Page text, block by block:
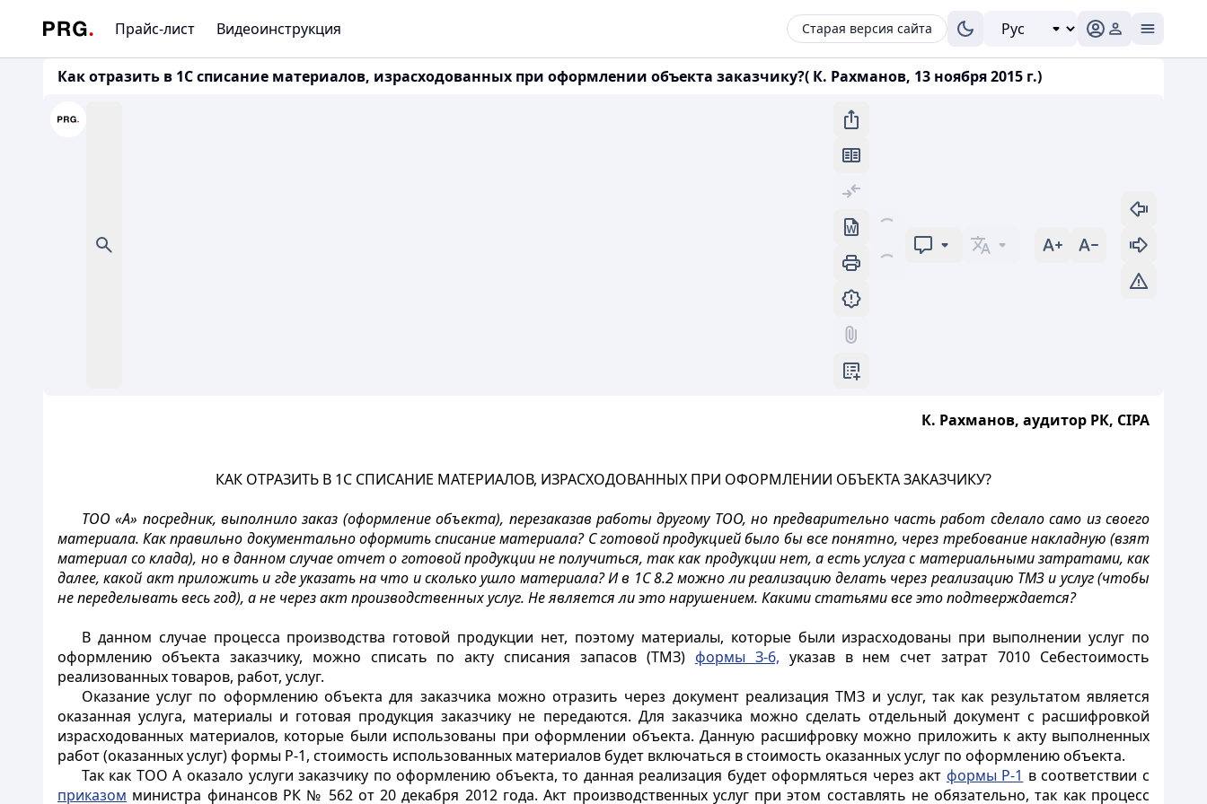
Прайс-лист Видеоинструкция Старая версия сайта
Как отразить в 1С списание материалов, израсходованных при оформлении объекта заказчику?( К. Рахманов, 13 ноября 2015 г.)
К. Рахманов, аудитор РК, СIPA
КАК ОТРАЗИТЬ В 1С СПИСАНИЕ МАТЕРИАЛОВ, ИЗРАСХОДОВАННЫХ ПРИ ОФОРМЛЕНИИ ОБЪЕКТА ЗАКАЗЧИКУ?
ТОО «А» посредник, выполнило заказ (оформление объекта), перезаказав работы другому ТОО, но предварительно часть работ сделало само из своего
материала. Как правильно документально оформить списание материала? С готовой продукцией было бы все понятно, через требование накладную (взят
материал со клада), но в данном случае отчет о готовой продукции не получиться, так как продукции нет, а есть услуга с материальными затратами, как
далее, какой акт приложить и где указать на что и сколько ушло материала? И в 1С 8.2 можно ли реализацию делать через реализацию ТМЗ и услуг (чтобы
не переделывать весь год), а не через акт производственных услуг. Не является ли это нарушением. Какими статьями все это подтверждается?
В данном случае процесса производства готовой продукции нет, поэтому материалы, которые были израсходованы при выполнении услуг по
оформлению объекта заказчику, можно списать по акту списания запасов (ТМЗ) формы З-6, указав в нем счет затрат 7010 Себестоимость
реализованных товаров, работ, услуг.
Оказание услуг по оформлению объекта для заказчика можно отразить через документ реализация ТМЗ и услуг, так как результатом является
оказанная услуга, материалы и готовая продукция заказчику не передаются. Для заказчика можно сделать отдельный документ с расшифровкой
израсходованных материалов, которые были использованы при оформлении объекта. Данную расшифровку можно приложить к акту выполненных
работ (оказанных услуг) формы Р-1, стоимость использованных материалов будет включаться в стоимость оказанных услуг по оформлению объекта.
Так как ТОО А оказало услуги заказчику по оформлению объекта, то данная реализация будет оформляться через акт формы Р-1 в соответствии с
приказом министра финансов РК № 562 от 20 декабря 2012 года. Акт производственных услуг при этом составлять не обязательно, так как процесс